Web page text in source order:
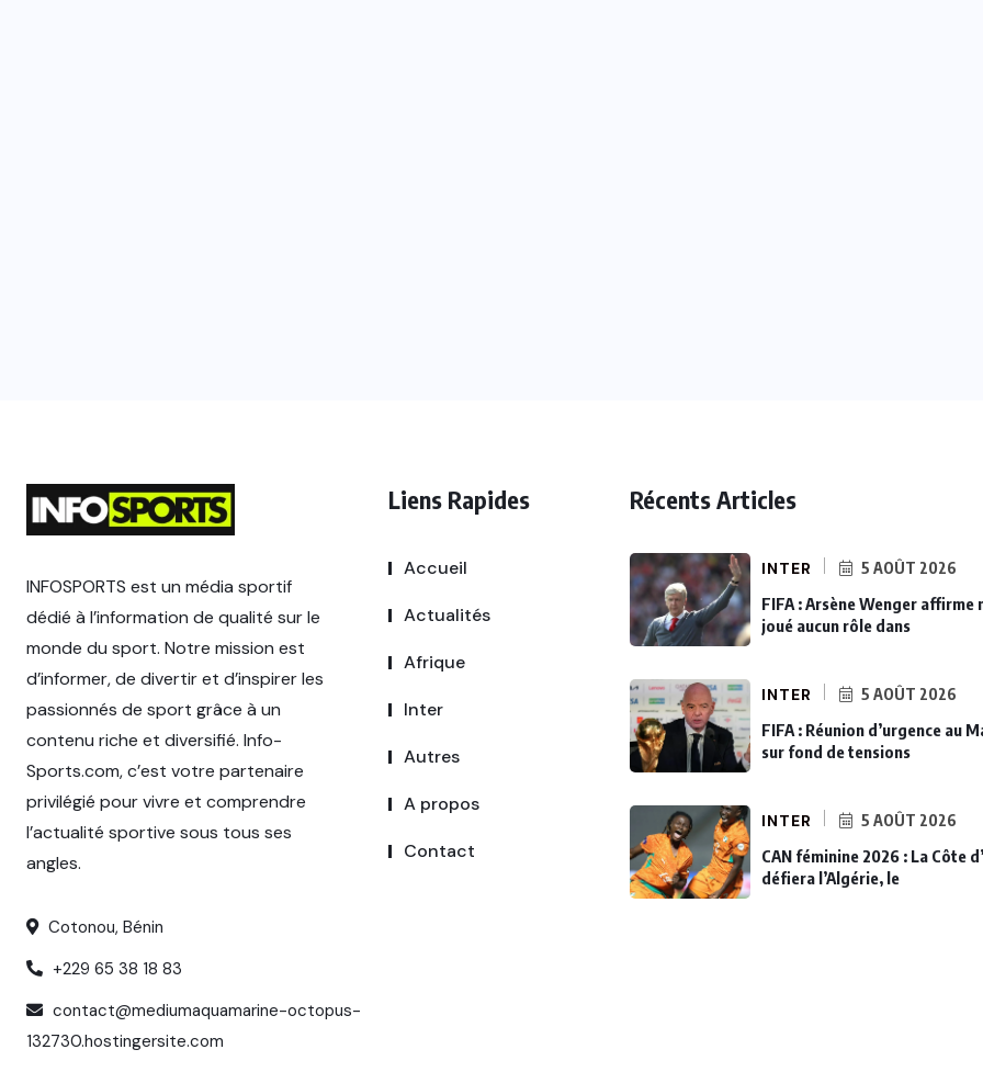
INFOSPORTS est un média sportif
dédié à l’information de qualité sur le
monde du sport. Notre mission est
d’informer, de divertir et d’inspirer les
passionnés de sport grâce à un
contenu riche et diversifié. Info-
Sports.com, c’est votre partenaire
privilégié pour vivre et comprendre
l’actualité sportive sous tous ses
angles.
Cotonou, Bénin
+229 65 38 18 83
contact@mediumaquamarine-octopus-
132730.hostingersite.com
Liens Rapides
Accueil
Actualités
Afrique
Inter
Autres
A propos
Contact
Récents Articles
INTER 5 AOÛT 2026
FIFA : Arsène Wenger affirme
joué aucun rôle dans
INTER 5 AOÛT 2026
FIFA : Réunion d’urgence au
sur fond de tensions
INTER 5 AOÛT 2026
CAN féminine 2026 : La Côte
défiera l’Algérie, le